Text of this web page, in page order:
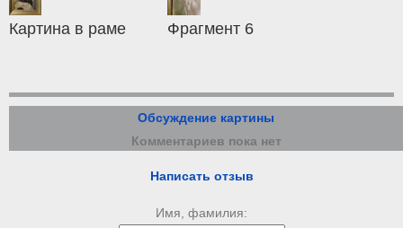
Картина в раме Фрагмент 6
Обсуждение картины
Комментариев пока нет
Написать отзыв
Имя, фамилия: